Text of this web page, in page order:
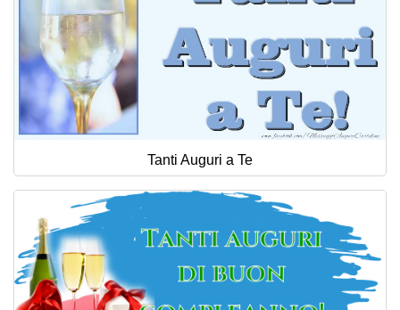
Tanti Auguri a Te